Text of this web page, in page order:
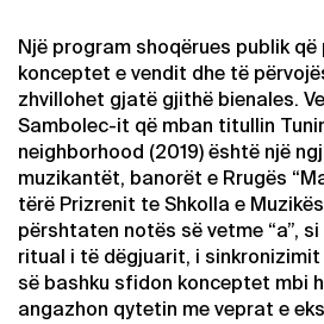
Një program shoqërues publik
konceptet e vendit dhe të
zhvillohet gjatë gjithë bienales.
Sambolec-it që mban titullin
neighborhood (2019) është një
muzikantët, banorët e Rrugës
tërë Prizrenit te Shkolla e
përshtaten notës së vetme “a”,
ritual i të dëgjuarit, i
së bashku sfidon konceptet mbi
angazhon qytetin me veprat e